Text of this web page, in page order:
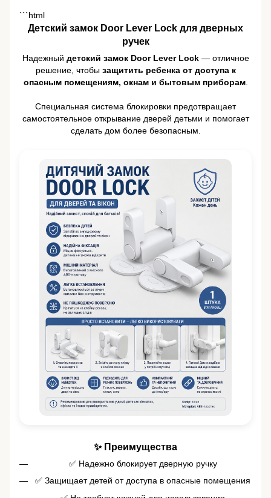
```html
Детский замок Door Lever Lock для дверных
ручек
Надежный детский замок Door Lever Lock— отличное
решение, чтобы защитить ребенка от доступа к
опасным помещениям, окнам и бытовым приборам.
Специальная система блокировки предотвращает
самостоятельное открывание дверей детьми и помогает
сделать дом более безопасным.
✨ Преимущества
✅ Надежно блокирует дверную ручку
✅ Защищает детей от доступа в опасные помещения